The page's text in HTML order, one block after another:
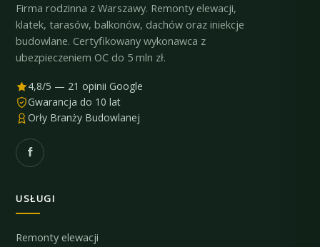
Firma rodzinna z Warszawy. Remonty elewacji,
klatek, tarasów, balkonów, dachów oraz iniekcje
budowlane. Certyfikowany wykonawca z
ubezpieczeniem OC do 5 mln zł.
4,8/5 — 21 opinii Google
Gwarancja do 10 lat
Orły Branży Budowlanej
USŁUGI
Remonty elewacji